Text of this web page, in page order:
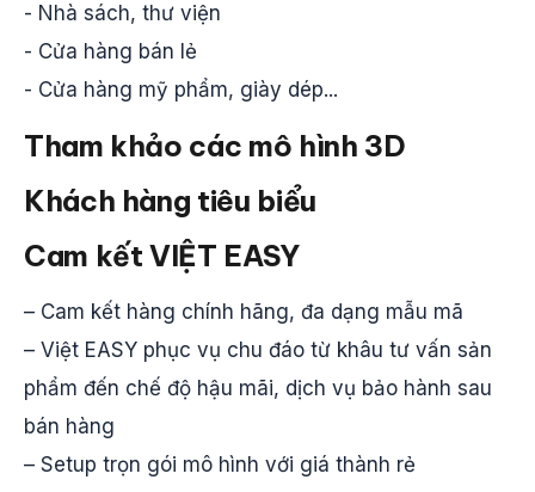
- Nhà sách, thư viện
- Cửa hàng bán lẻ
- Cửa hàng mỹ phẩm, giày dép...
Tham khảo các mô hình 3D
Khách hàng tiêu biểu
Cam kết VIỆT EASY
– Cam kết hàng chính hãng, đa dạng mẫu mã
– Việt EASY phục vụ chu đáo từ khâu tư vấn sản
phẩm đến chế độ hậu mãi, dịch vụ bảo hành sau
bán hàng
– Setup trọn gói mô hình với giá thành rẻ